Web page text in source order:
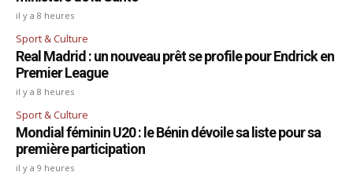
il y a 8 heures
Sport & Culture
Real Madrid : un nouveau prêt se profile pour Endrick en
Premier League
il y a 8 heures
Sport & Culture
Mondial féminin U20 : le Bénin dévoile sa liste pour sa
première participation
il y a 9 heures